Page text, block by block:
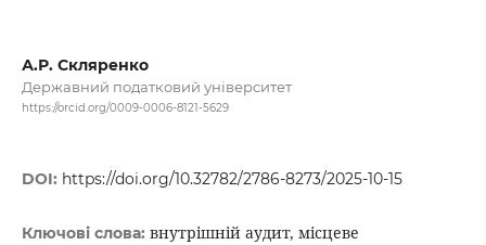
А.Р. Скляренко
Державний податковий університет
https://orcid.org/0009-0006-8121-5629
DOI: https://doi.org/10.32782/2786-8273/2025-10-15
Ключові слова: внутрішній аудит, місцеве